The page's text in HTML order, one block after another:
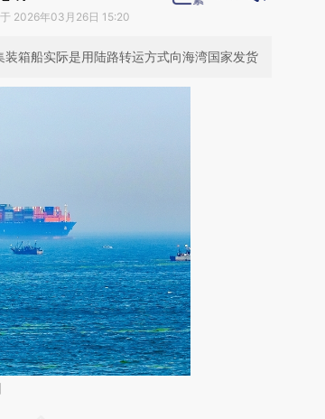
2026年03月26日 15:20
箱船实际是用陆路转运方式向海湾国家发货